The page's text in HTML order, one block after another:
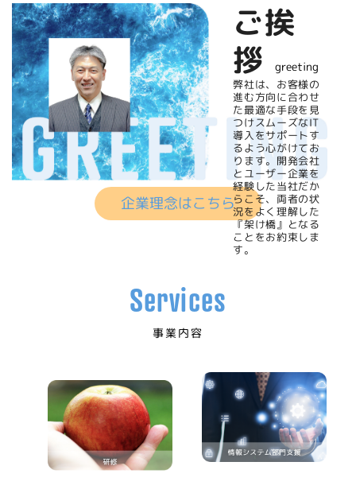
ご挨
拶
greeting
弊社は、お客様の
進む方向に合わせ
た最適な手段を見
つけスムーズなIT
導入をサポートす
るよう心がけてお
ります。開発会社
とユーザー企業を
経験した当社だか
らこそ、両者の状
況をよく理解した
『架け橋』となる
ことをお約束しま
す。
企業理念はこちら
Services
事業内容